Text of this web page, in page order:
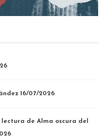
16/07/2026
de Alma oscura del